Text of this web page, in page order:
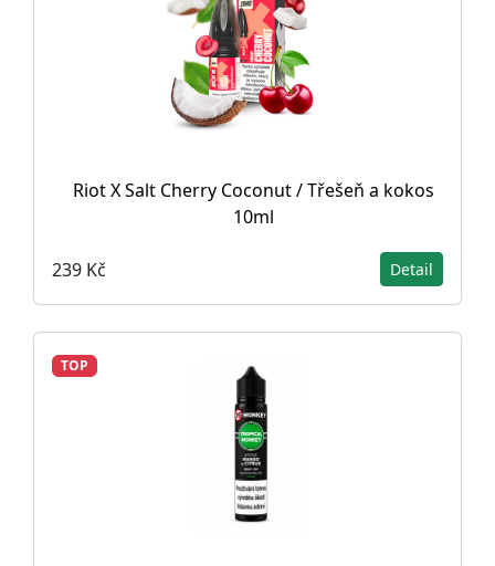
Riot X Salt Cherry Coconut / Třešeň a kokos
10ml
239 Kč Detail
TOP